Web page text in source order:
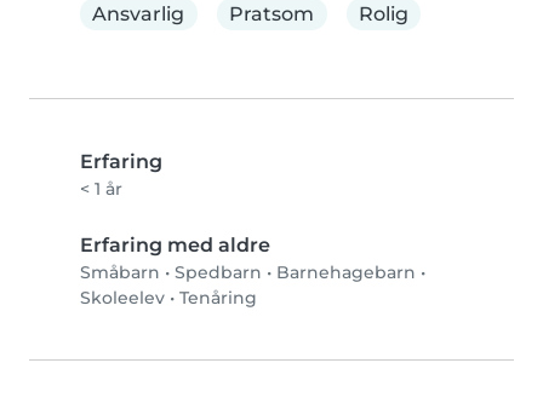
Ansvarlig
Pratsom Rolig
Erfaring
< 1 år
Erfaring med aldre
Småbarn • Spedbarn • Barnehagebarn •
Skoleelev • Tenåring